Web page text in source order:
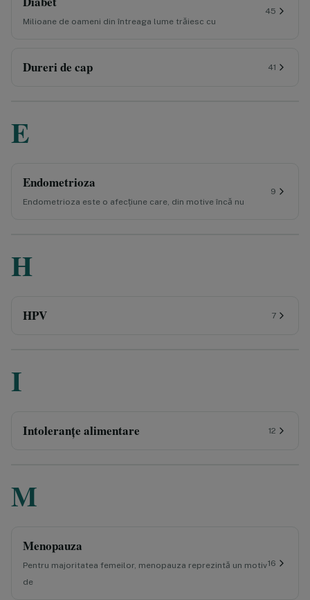
Milioane de oameni din întreaga lume trăiesc cu
45
Dureri de cap 41
E
Endometrioza
Endometrioza este o afecțiune care, din motive încă nu
9
H
HPV 7
I
Intoleranțe alimentare 12
M
Menopauza
Pentru majoritatea femeilor, menopauza reprezintă un motiv
de
16